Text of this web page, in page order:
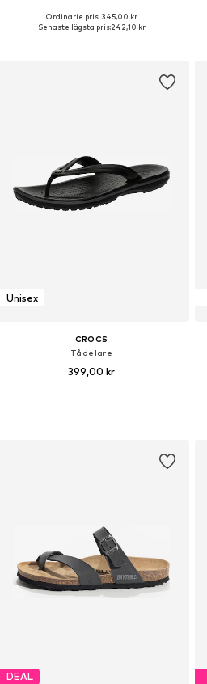
Tillgänglig i många storlekar
Ordinarie pris: 345,00 kr
Senaste lägsta pris:242,10 kr
Unisex
CROCS
Tådelare
399,00 kr
DEAL